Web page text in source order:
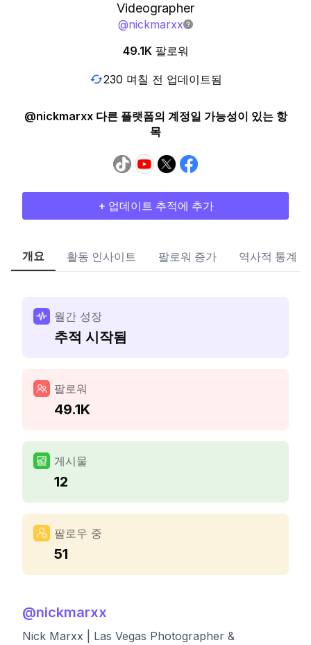
Videographer
@nickmarxx
49.1K 팔로워
230 며칠 전 업데이트됨
@nickmarxx 다른 플랫폼의 계정일 가능성이 있는 항
목
+ 업데이트 추적에 추가
개요 활동 인사이트 팔로워 증가 역사적 통계
월간 성장
추적 시작됨
팔로워
49.1K
게시물
12
팔로우 중
51
@nickmarxx
Nick Marxx | Las Vegas Photographer &